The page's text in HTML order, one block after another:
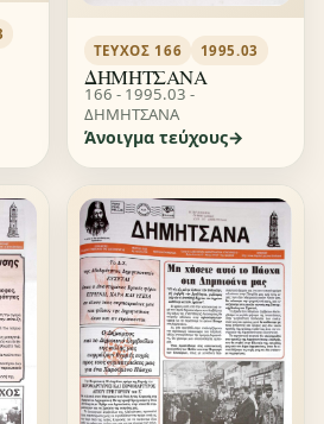
ΤΕΎΧΟΣ 166 1995.03
ΔΗΜΗΤΣΑΝΑ
166 - 1995.03 -
ΔΗΜΗΤΣΑΝΑ
Άνοιγμα τεύχους